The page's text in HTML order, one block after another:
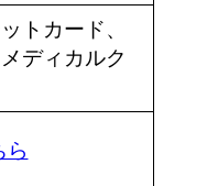
トカード、
ディカルク
ら